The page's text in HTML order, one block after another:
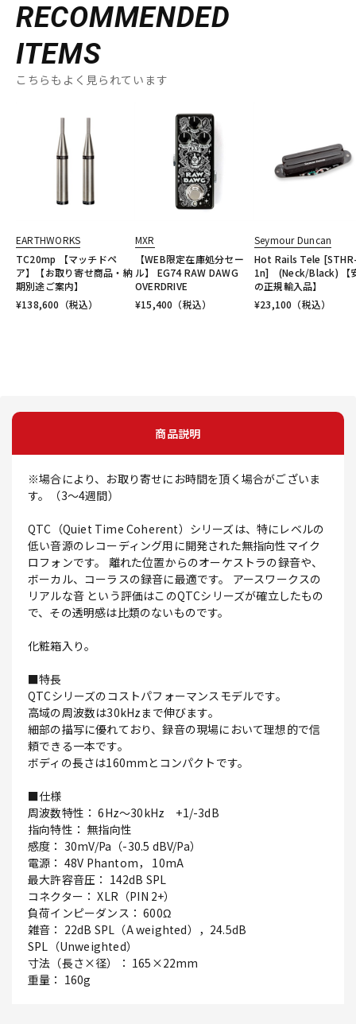
RECOMMENDED
ITEMS
こちらもよく見られています
EARTHWORKS
TC20mp 【マッチドペ
ア】【お取り寄せ商品・納
期別途ご案内】
¥138,600 （税込）
MXR
【WEB限定在庫処分セー
ル】 EG74 RAW DAWG
OVERDRIVE
¥15,400 （税込）
Seymour Duncan
Hot Rails Tele
1n] (Neck/Black) 【
の正規輸入品】
¥23,100 （税込）
商品説明
※場合により、お取り寄せにお時間を頂く場合がございま
す。（3～4週間）
QTC（Quiet Time Coherent）シリーズは、特にレベルの
低い音源のレコーディング用に開発された無指向性マイク
ロフォンです。 離れた位置からのオーケストラの録音や、
ボーカル、コーラスの録音に最適です。 アースワークスの
リアルな音 という評価はこのQTCシリーズが確立したもの
で、その透明感は比類のないものです。
化粧箱入り。
■特長
QTCシリーズのコストパフォーマンスモデルです。
高域の周波数は30kHzまで伸びます。
細部の描写に優れており、録音の現場において理想的で信
頼できる一本です。
ボディの長さは160mmとコンパクトです。
■仕様
周波数特性： 6Hz～30kHz +1/-3dB
指向特性： 無指向性
感度： 30mV/Pa（-30.5 dBV/Pa）
電源： 48V Phantom， 10mA
最大許容音圧： 142dB SPL
コネクター： XLR（PIN 2+）
負荷インピーダンス： 600Ω
雑音： 22dB SPL（A weighted），24.5dB
SPL（Unweighted）
寸法（長さ×径）： 165×22mm
重量： 160g